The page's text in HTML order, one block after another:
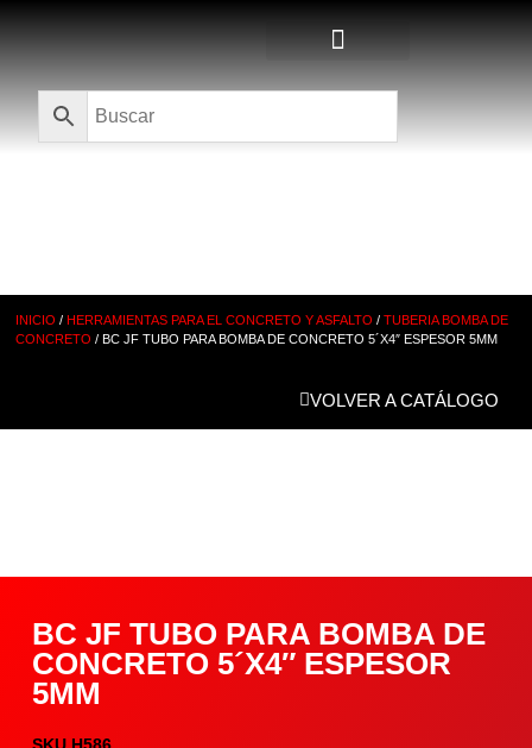
INICIO /HERRAMIENTAS PARA EL CONCRETO Y ASFALTO /TUBERIA BOMBA DE
CONCRETO / BC JF TUBO PARA BOMBA DE CONCRETO 5´X4″ ESPESOR 5MM
VOLVER A CATÁLOGO
BC JF TUBO PARA BOMBA DE
CONCRETO 5´X4″ ESPESOR
5MM